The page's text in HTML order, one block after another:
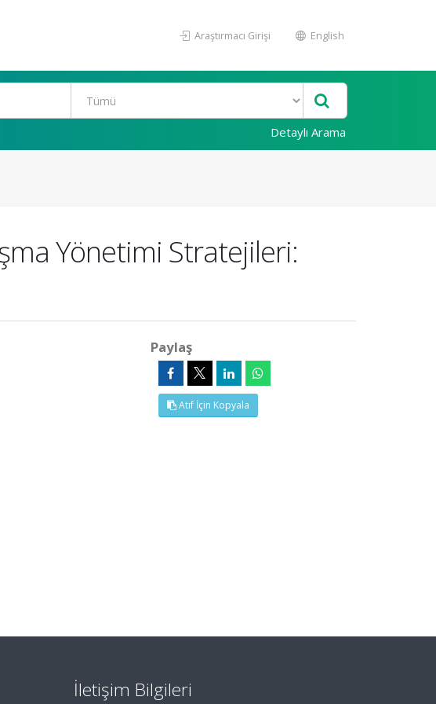
Araştırmacı Girişi English
Detaylı Arama
Yönetimi Stratejileri:
Paylaş
Atıf İçin Kopyala
İletişim Bilgileri